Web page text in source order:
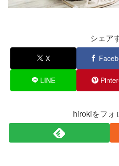
シェア
X
LINE
hirokiをフォ